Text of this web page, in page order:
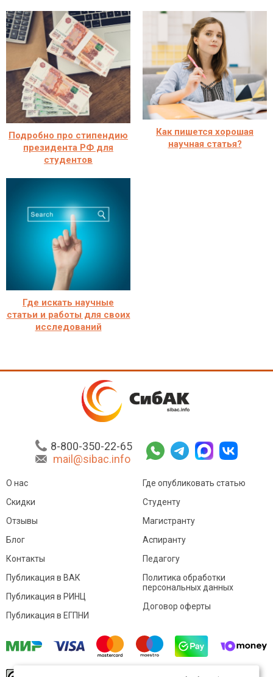
Подробно про стипендию
президента РФ для
студентов
Как пишется хорошая
научная статья?
Где искать научные
статьи и работы для своих
исследований
8-800-350-22-65
mail@sibac.info
О нас
Скидки
Отзывы
Блог
Контакты
Где опубликовать статью
Студенту
Магистранту
Аспиранту
Педагогу
Публикация в ВАК
Публикация в РИНЦ
Публикация в ЕГПНИ
Политика обработки
персональных данных
Договор оферты